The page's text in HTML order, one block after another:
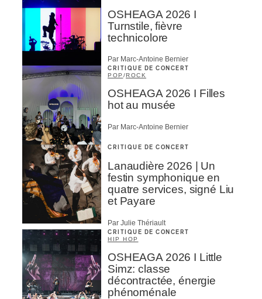
OSHEAGA 2026 I
Turnstile, fièvre
technicolore
Par Marc-Antoine Bernier
CRITIQUE DE CONCERT
POP /ROCK
OSHEAGA 2026 I Filles
hot au musée
Par Marc-Antoine Bernier
CRITIQUE DE CONCERT
Lanaudière 2026 | Un
festin symphonique en
quatre services, signé Liu
et Payare
Par Julie Thériault
CRITIQUE DE CONCERT
HIP HOP
OSHEAGA 2026 I Little
Simz: classe
décontractée, énergie
phénoménale